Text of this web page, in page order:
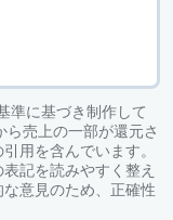
準に基づき制作して
売上の一部が還元さ
用を含んでいます。
記を読みやすく整え
意見のため、正確性